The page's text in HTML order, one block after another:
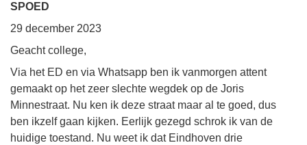
SPOED
29 december 2023
Geacht college,
Via het ED en via Whatsapp ben ik vanmorgen attent
gemaakt op het zeer slechte wegdek op de Joris
Minnestraat. Nu ken ik deze straat maar al te goed, dus
ben ikzelf gaan kijken. Eerlijk gezegd schrok ik van de
huidige toestand. Nu weet ik dat Eindhoven drie